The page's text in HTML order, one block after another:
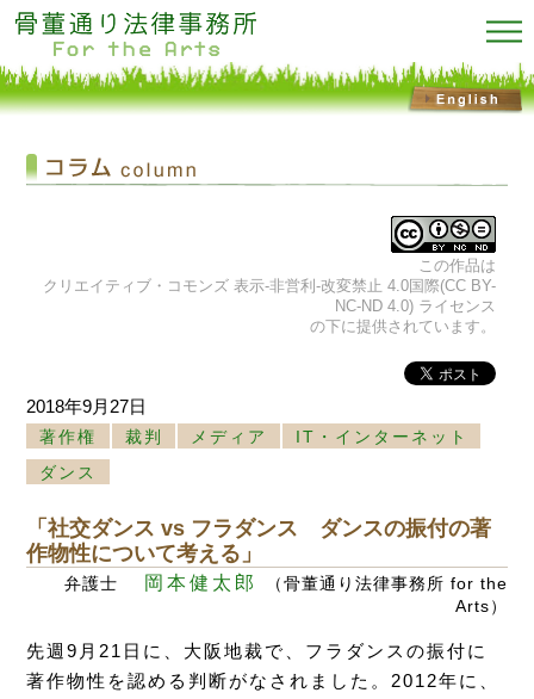
この作品は
クリエイティブ・コモンズ 表示-非営利-改変禁止 4.0国際(CC BY-
NC-ND 4.0) ライセンス
の下に提供されています。
2018年9月27日
著作権 裁判 メディア
IT・インターネット
ダンス
「社交ダンス vs フラダンス ダンスの振付の著
作物性について考える」
弁護士 岡本健太郎
（骨董通り法律事務所 for the
Arts）
先週9月21日に、大阪地裁で、フラダンスの振付に
著作物性を認める判断がなされました。2012年に、